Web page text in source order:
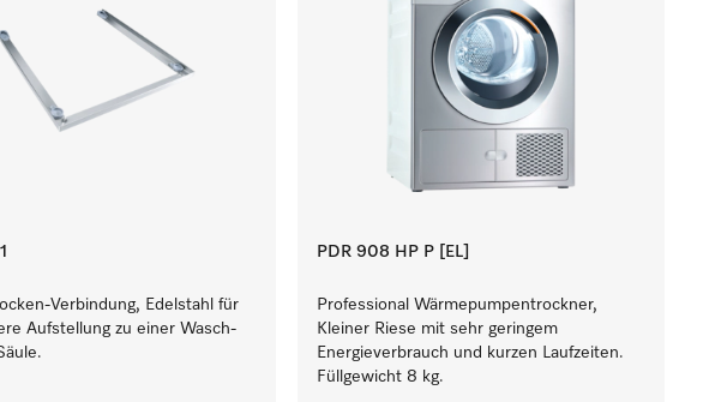
Verbindung, Edelstahl für
Aufstellung zu einer Wasch-
PDR 908 HP P [EL]
Professional Wärmepumpentrockner,
Kleiner Riese mit sehr geringem
Energieverbrauch und kurzen Laufzeiten.
Füllgewicht 8 kg.